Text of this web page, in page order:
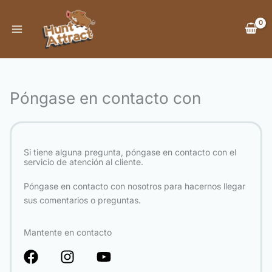
contenido
Póngase en contacto con
Si tiene alguna pregunta, póngase en contacto con el
servicio de atención al cliente.
Póngase en contacto con nosotros para hacernos llegar
sus comentarios o preguntas.
Mantente en contacto
F
I
Y